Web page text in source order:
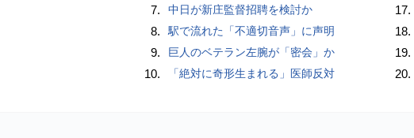
7. 中日が新庄監督招聘を検討か
8. 駅で流れた「不適切音声」に声明
9. 巨人のベテラン左腕が「密会」か
10. 「絶対に奇形生まれる」医師反対
17.
18.
19.
20.